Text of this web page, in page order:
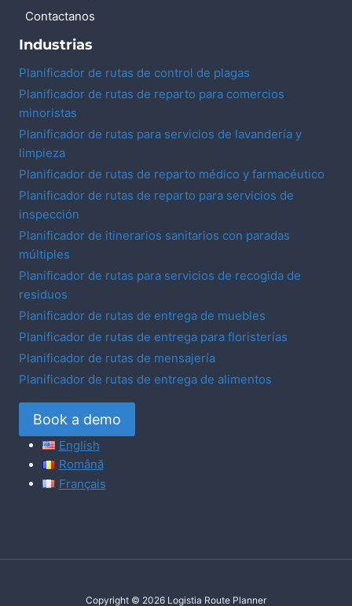
Contactanos
Industrias
Planificador de rutas de control de plagas
Planificador de rutas de reparto para comercios
minoristas
Planificador de rutas para servicios de lavandería y
limpieza
Planificador de rutas de reparto médico y farmacéutico
Planificador de rutas de reparto para servicios de
inspección
Planificador de itinerarios sanitarios con paradas
múltiples
Planificador de rutas para servicios de recogida de
residuos
Planificador de rutas de entrega de muebles
Planificador de rutas de entrega para floristerías
Planificador de rutas de mensajería
Planificador de rutas de entrega de alimentos
Book a demo
English
Română
Français
Copyright © 2026 Logistia Route Planner